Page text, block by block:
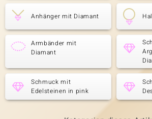
Anhänger mit Diamant
Armbänder mit
Diamant
Schmuck mit
Edelsteinen in pink